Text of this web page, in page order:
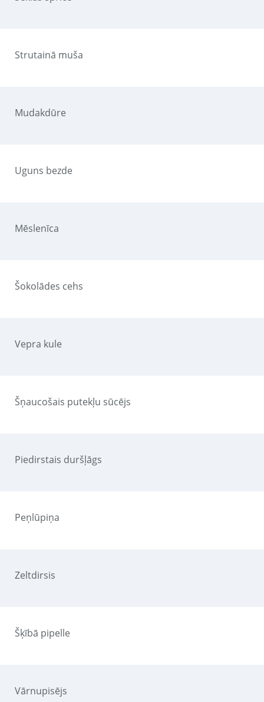
Strutainā muša
Mudakdūre
Uguns bezde
Mēslenīca
Šokolādes cehs
Vepra kule
Šņaucošais putekļu sūcējs
Piedirstais duršļāgs
Peņlūpiņa
Zeltdirsis
Šķībā pipelle
Vārnupisējs